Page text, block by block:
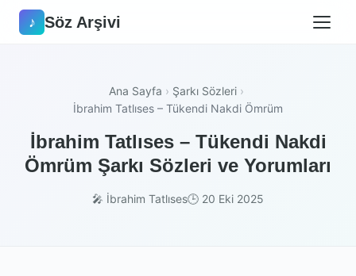
♪ Söz Arşivi
Ana Sayfa › Şarkı Sözleri ›
İbrahim Tatlıses – Tükendi Nakdi Ömrüm
İbrahim Tatlıses – Tükendi Nakdi
Ömrüm Şarkı Sözleri ve Yorumları
🎤 İbrahim Tatlıses🕒 20 Eki 2025